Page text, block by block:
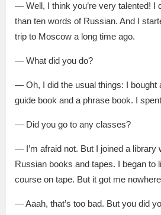
— Well, I think you’re very talented! I
than ten words of Russian. And I
trip to Moscow a long time ago.
— What did you do?
— Oh, I did the usual things: I bought
guide book and a phrase book. I
— Did you go to any classes?
— I’m afraid not. But I joined a library
Russian books and tapes. I began to
course on tape. But it got me
— Aaah, that’s too bad. But you did